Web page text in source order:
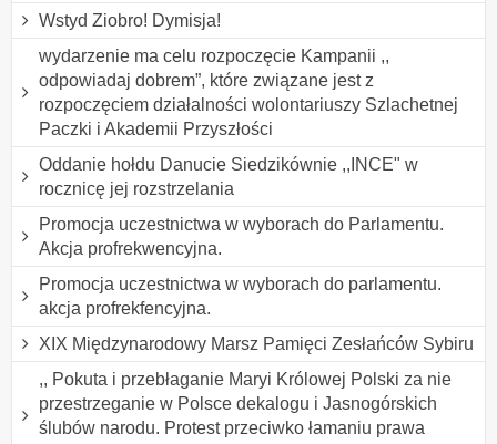
Wstyd Ziobro! Dymisja!
wydarzenie ma celu rozpoczęcie Kampanii ,,
odpowiadaj dobrem”, które związane jest z
rozpoczęciem działalności wolontariuszy Szlachetnej
Paczki i Akademii Przyszłości
Oddanie hołdu Danucie Siedzikównie ,,INCE" w
rocznicę jej rozstrzelania
Promocja uczestnictwa w wyborach do Parlamentu.
Akcja profrekwencyjna.
Promocja uczestnictwa w wyborach do parlamentu.
akcja profrekfencyjna.
XIX Międzynarodowy Marsz Pamięci Zesłańców Sybiru
,, Pokuta i przebłaganie Maryi Królowej Polski za nie
przestrzeganie w Polsce dekalogu i Jasnogórskich
ślubów narodu. Protest przeciwko łamaniu prawa